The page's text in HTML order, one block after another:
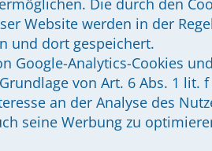
Die durch den
Website werden in der
und dort gespeichert.
Google-Analytics-Cookies
von Art. 6 Abs. 1 lit.
an der Analyse des
seine Werbung zu